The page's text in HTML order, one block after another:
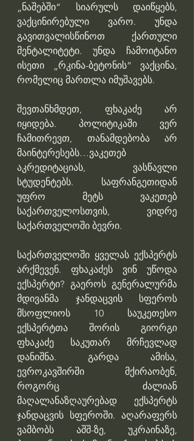
„ნაშებში“ სიარულს დაიწყებს,
ვაქცინირებული ვარო. უნდა
გავითვალისწინოთ ქართული
მენტალიტეტი. უნდა ჩამოიტანო
ისეთი „რკინა-ბეტონის“ ვაქცინა,
რომელიც მართლა იმუშავებს.
შევთანხმდეთ, ფხაკაძე არ
იყიდება. პოლიტიკაში ვერ
ჩამითრევთ, თანამდებობა არ
მაინტერესებს…ვაკეთებ
აკრედიტაციას, ვასწავლი
სტუდენტებს. საფრანგეთიდან
უფრო მეტს ვაკეთებ
საქართველოსთვის, ვიდრე
საქართველოში ბევრი.
საქართველოში ყველას ექსპერტს
არქმევენ. ფხაკაძეს ვინ უწოდა
ექსპერტი? გაეროს გენერალურმა
მდივანმა ჯანდაცვის სფეროს
მსოფლიოს 10 საუკეთესო
ექსპერტთა შორის გიორგი
ფხაკაძე საკუთარ მრჩევლად
დანიშნა. გარდა ამისა,
ევროკავშირში მქირაობენ,
როგორც ძალიან
მაღალანაზღაურებად ექსპერტს
ჯანდაცვის სფეროში. აღარაფერს
ვამბობს აშშ-ზე, უკრაინაზე,